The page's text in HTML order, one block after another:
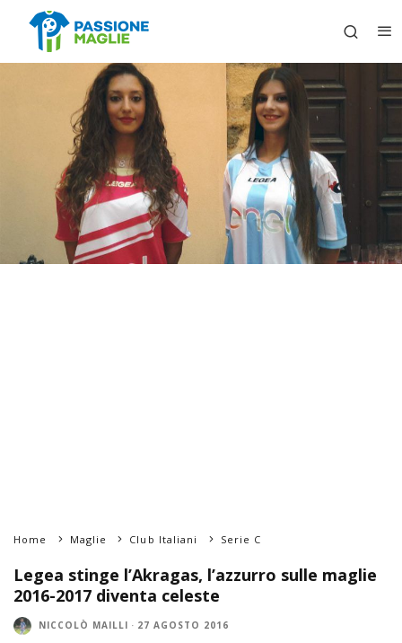
Home Maglie Club Italiani Serie C
Legea stinge l’Akragas, l’azzurro sulle maglie
2016-2017 diventa celeste
NICCOLÒ MAILLI · 27 AGOSTO 2016